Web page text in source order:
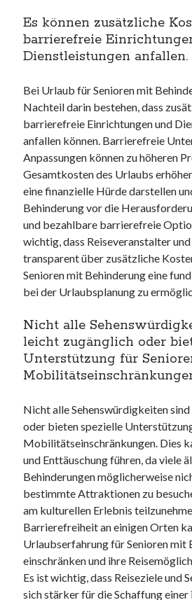
Es können zusätzliche
barrierefreie
Dienstleistungen anfallen.
Bei Urlaub für Senioren mit
Nachteil darin bestehen, dass
barrierefreie Einrichtungen und
anfallen können. Barrierefreie
Anpassungen können zu höheren
Gesamtkosten des Urlaubs
eine finanzielle Hürde darstellen
Behinderung vor die
und bezahlbare barrierefreie
wichtig, dass Reiseveranstalter
transparent über zusätzliche
Senioren mit Behinderung eine
bei der Urlaubsplanung zu
Nicht alle
leicht zugänglich oder
Unterstützung für
Nicht alle Sehenswürdigkeiten
oder bieten spezielle
Mobilitätseinschränkungen. Dies
und Enttäuschung führen, da viele
Behinderungen möglicherweise
bestimmte Attraktionen zu
am kulturellen Erlebnis
Barrierefreiheit an einigen Orten
Urlaubserfahrung für Senioren mit
einschränken und ihre
Es ist wichtig, dass Reiseziele und
sich stärker für die Schaffung einer